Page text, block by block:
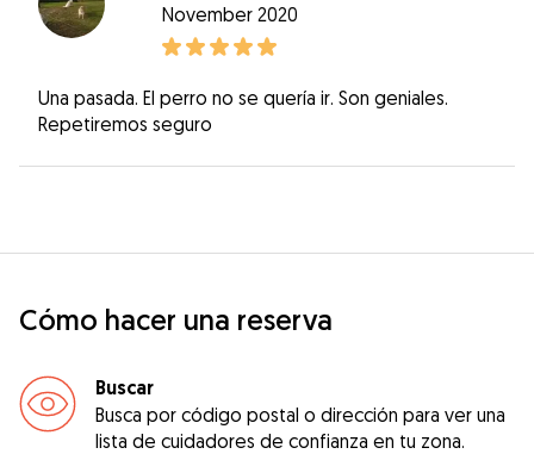
November 2020
Una pasada. El perro no se quería ir. Son geniales.
Repetiremos seguro
Cómo hacer una reserva
Buscar
Busca por código postal o dirección para ver una
lista de cuidadores de confianza en tu zona.